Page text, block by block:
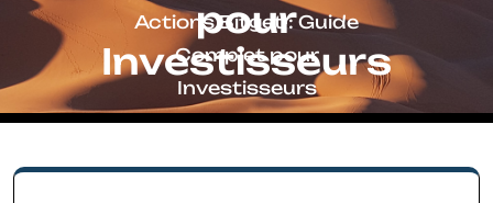
pour
Investisseurs
Actions Bitget : Guide
Complet pour
Investisseurs